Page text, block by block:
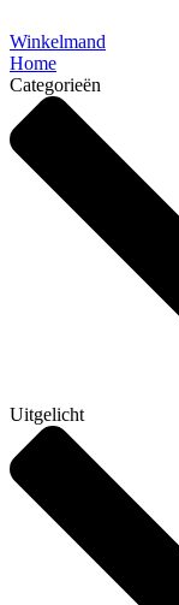
Winkelmand
Home
Categorieën
Uitgelicht